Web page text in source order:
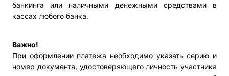
банкинга или наличными денежными средствами в
кассах любого банка.
Важно!
При оформлении платежа необходимо указать серию и
номер документа, удостоверяющего личность участника